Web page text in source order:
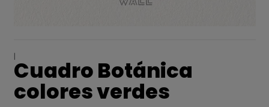
|
Cuadro Botánica
colores verdes